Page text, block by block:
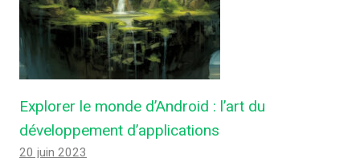
Explorer le monde d’Android : l’art du
développement d’applications
20 juin 2023